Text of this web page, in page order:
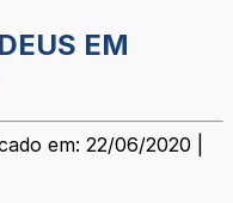
EM
em: 22/06/2020 |